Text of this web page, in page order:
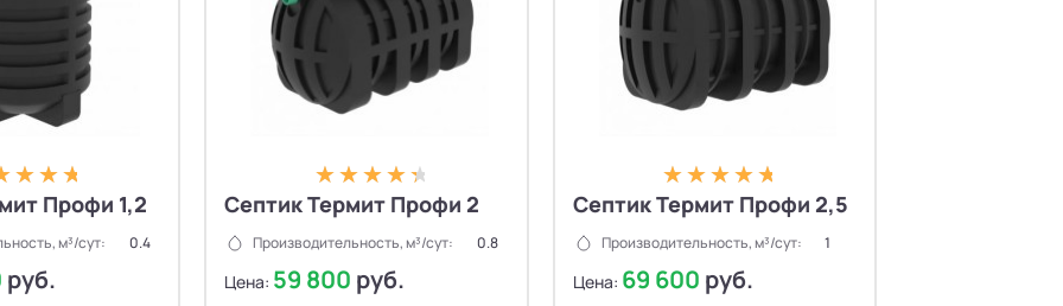
Профи 1,2
м³/сут: 0.4
руб.
Септик Термит Профи 2
Производительность, м³/сут: 0.8
Цена: 59 800 руб.
Септик Термит Профи 2,5
Производительность, м³/сут: 1
Цена: 69 600 руб.